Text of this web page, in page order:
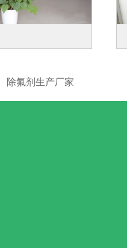
除氟剂生产厂家